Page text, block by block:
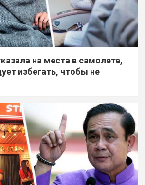
на места в самолете,
избегать, чтобы не